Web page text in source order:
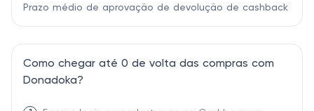
Prazo médio de aprovação de devolução de cashback
Como chegar até 0 de volta das compras com
Donadoka?